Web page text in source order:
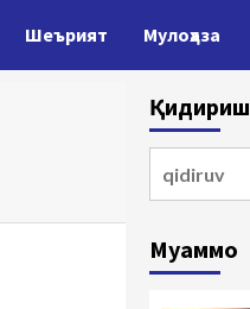
Шеърият Мулоҳаза
Қидириш
Муаммо